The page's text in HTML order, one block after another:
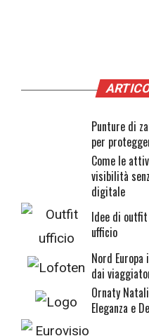
Punture di
per
Come le
visibilità
digitale
Idee di outfit
ufficio
Nord
dai
Ornaty
Eleganza e